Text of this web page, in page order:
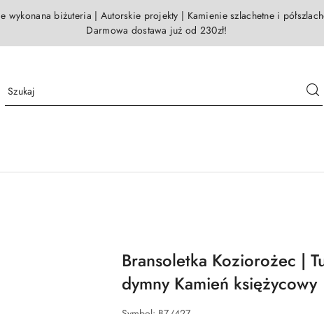
wykonana biżuteria | Autorskie projekty | Kamienie szlachetne i
Darmowa dostawa już od 230zł!
Bransoletka Koziorożec |
dymny Kamień księżycowy